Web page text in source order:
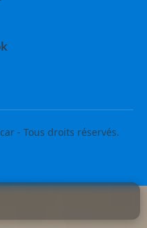
- Tous droits réservés.